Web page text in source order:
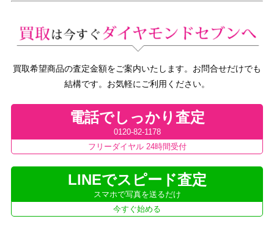
買取希望商品の査定金額をご案内いたします。お問合せだけでも
結構です。お気軽にご利用ください。
電話でしっかり査定
0120-82-1178
フリーダイヤル 24時間受付
LINEでスピード査定
スマホで写真を送るだけ
今すぐ始める